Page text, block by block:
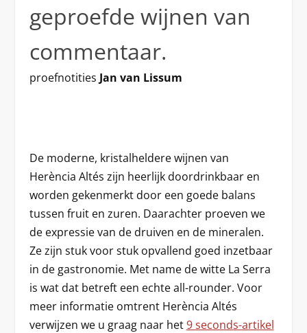
geproefde wijnen van
commentaar.
proefnotities Jan van Lissum
De moderne, kristalheldere wijnen van
Herència Altés zijn heerlijk doordrinkbaar en
worden gekenmerkt door een goede balans
tussen fruit en zuren. Daarachter proeven we
de expressie van de druiven en de mineralen.
Ze zijn stuk voor stuk opvallend goed inzetbaar
in de gastronomie. Met name de witte La Serra
is wat dat betreft een echte all-rounder. Voor
meer informatie omtrent Herència Altés
verwijzen we u graag naar het9 seconds-artikel